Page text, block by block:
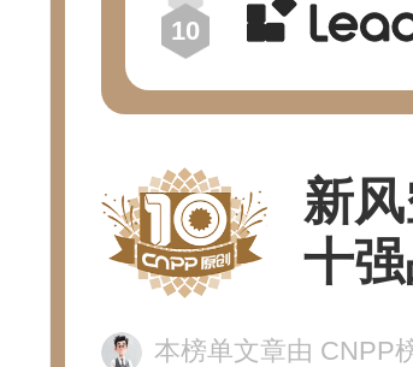
新
十
本榜单文章由 CNPP